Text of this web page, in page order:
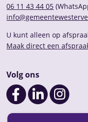
06 11 43 44 05
U kunt alleen op
Maak direct een
Volg ons